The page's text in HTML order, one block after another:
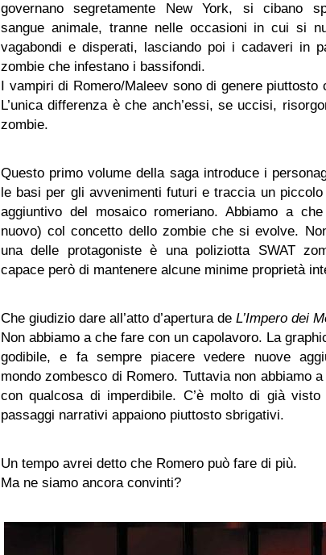
governano segretamente New York, si cibano
sangue animale, tranne nelle occasioni in cui si
vagabondi e disperati, lasciando poi i cadaveri in
zombie che infestano i bassifondi.
I vampiri di Romero/Maleev sono di genere piuttosto
L’unica differenza è che anch’essi, se uccisi,
zombie.
Questo primo volume della saga introduce i
le basi per gli avvenimenti futuri e traccia un
aggiuntivo del mosaico romeriano. Abbiamo a
nuovo) col concetto dello zombie che si evolve.
una delle protagoniste è una poliziotta SWAT
capace però di mantenere alcune minime proprietà
Che giudizio dare all’atto d’apertura de L’Impero dei
Non abbiamo a che fare con un capolavoro. La
godibile, e fa sempre piacere vedere nuove
mondo zombesco di Romero. Tuttavia non abbiamo
con qualcosa di imperdibile. C’è molto di già visto
passaggi narrativi appaiono piuttosto sbrigativi.
Un tempo avrei detto che Romero può fare di più.
Ma ne siamo ancora convinti?